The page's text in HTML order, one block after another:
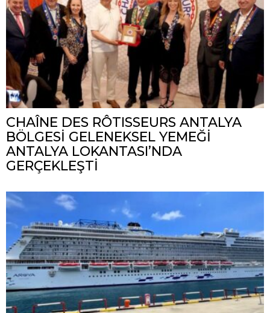
CHAÎNE DES RÔTISSEURS ANTALYA
BÖLGESİ GELENEKSEL YEMEĞİ
ANTALYA LOKANTASI’NDA
GERÇEKLEŞTİ